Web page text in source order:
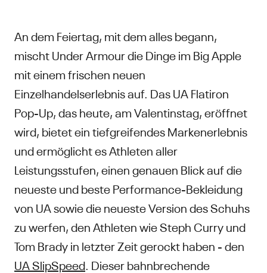
An dem Feiertag, mit dem alles begann,
mischt Under Armour die Dinge im Big Apple
mit einem frischen neuen
Einzelhandelserlebnis auf. Das UA Flatiron
Pop-Up, das heute, am Valentinstag, eröffnet
wird, bietet ein tiefgreifendes Markenerlebnis
und ermöglicht es Athleten aller
Leistungsstufen, einen genauen Blick auf die
neueste und beste Performance-Bekleidung
von UA sowie die neueste Version des Schuhs
zu werfen, den Athleten wie Steph Curry und
Tom Brady in letzter Zeit gerockt haben - den
UA SlipSpeed . Dieser bahnbrechende